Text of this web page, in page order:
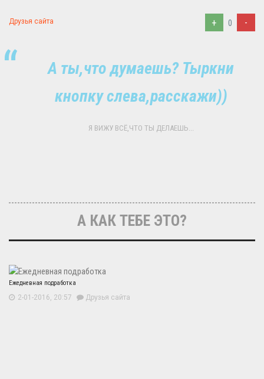
Друзья сайта + 0 -
А ты,что думаешь? Тыркни
кнопку слева,расскажи))
Я ВИЖУ ВСЁ,ЧТО ТЫ ДЕЛАЕШЬ...
А КАК ТЕБЕ ЭТО?
Ежедневная подработка
2-01-2016, 20:57 Друзья сайта